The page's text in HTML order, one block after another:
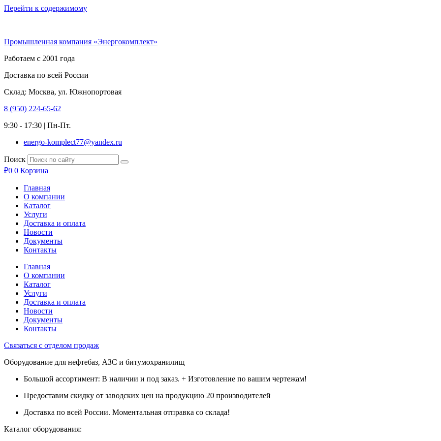
Перейти к содержимому
Промышленная компания «Энергокомплект»
Работаем с 2001 года
Доставка по всей России
Склад: Москва, ул. Южнопортовая
8 (950) 224-65-62
9:30 - 17:30 | Пн-Пт.
energo-komplect77@yandex.ru
Поиск
₽0 0 Корзина
Главная
О компании
Каталог
Услуги
Доставка и оплата
Новости
Документы
Контакты
Главная
О компании
Каталог
Услуги
Доставка и оплата
Новости
Документы
Контакты
Связаться с отделом продаж
Оборудование для нефтебаз, АЗС и битумохранилищ
Большой ассортимент: В наличии и под заказ. + Изготовление по вашим чертежам!
Предоставим скидку от заводских цен на продукцию 20 производителей
Доставка по всей России. Моментальная отправка со склада!
Каталог оборудования: